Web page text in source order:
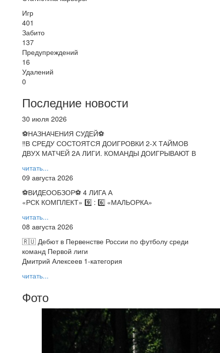
Игр
401
Забито
137
Предупреждений
16
Удалений
0
Последние новости
30 июля 2026
⚽НАЗНАЧЕНИЯ СУДЕЙ⚽
‼В СРЕДУ СОСТОЯТСЯ ДОИГРОВКИ 2-Х ТАЙМОВ
ДВУХ МАТЧЕЙ 2А ЛИГИ. КОМАНДЫ ДОИГРЫВАЮТ В
читать...
09 августа 2026
⚽️ВИДЕООБЗОР⚽️ 4 ЛИГА А
«РСК КОМПЛЕКТ» 9️⃣ : 6️⃣ «МАЛЬОРКА»
читать...
08 августа 2026
🇷🇺 Дебют в Первенстве России по футболу среди
команд Первой лиги
Дмитрий Алексеев 1-категория
читать...
Фото